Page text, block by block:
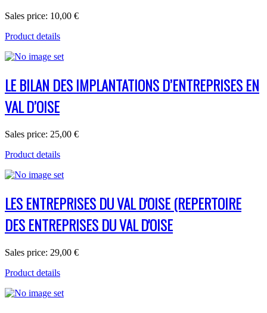
Sales price: 10,00 €
Product details
LE BILAN DES IMPLANTATIONS D’ENTREPRISES EN
VAL D’OISE
Sales price: 25,00 €
Product details
LES ENTREPRISES DU VAL D'OISE (REPERTOIRE
DES ENTREPRISES DU VAL D'OISE
Sales price: 29,00 €
Product details